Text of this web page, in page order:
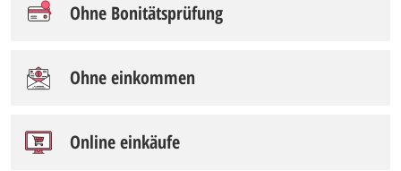
Ohne Bonitätsprüfung
Ohne einkommen
Online einkäufe